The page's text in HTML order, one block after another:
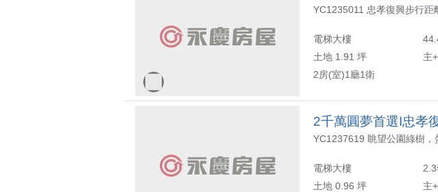
電梯大樓
土地 1.91 坪
主
2房(室)1廳1衛
2千萬圓夢首選I忠孝
電梯大樓
土地 0.96 坪
主